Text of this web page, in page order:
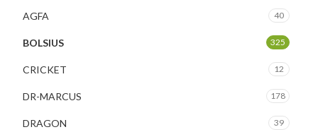
AGFA 40
BOLSIUS 325
CRICKET 12
DR-MARCUS 178
DRAGON 39